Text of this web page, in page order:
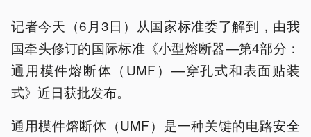
记者今天（6月3日）从国家标准委了解到，由我
国牵头修订的国际标准《小型熔断器—第4部分：
通用模件熔断体（UMF）—穿孔式和表面贴装
式》近日获批发布。
通用模件熔断体（UMF）是一种关键的电路安全